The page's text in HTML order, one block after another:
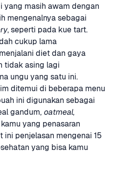
yang masih awam dengan
mengenalnya sebagai
, seperti pada kue tart.
cukup lama
diet dan gaya
tidak asing lagi
ungu yang satu ini.
ditemui di beberapa menu
ini digunakan sebagai
gandum, oatmeal,
yang penasaran
penjelasan mengenai 15
yang bisa kamu